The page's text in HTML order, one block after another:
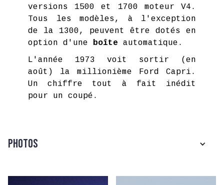
versions 1500 et 1700 moteur V4.
Tous les modèles, à l'exception
de la 1300, peuvent être dotés en
option d'une boîte automatique.
L'année 1973 voit sortir (en
août) la millionième Ford Capri.
Un chiffre tout à fait inédit
pour un coupé.
Photos